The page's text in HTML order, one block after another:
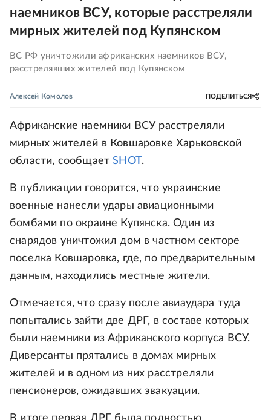
наемников ВСУ, которые расстреляли
мирных жителей под Купянском
ВС РФ уничтожили африканских наемников ВСУ,
расстрелявших жителей под Купянском
Алексей Комолов ПОДЕЛИТЬСЯ
Африканские наемники ВСУ расстреляли
мирных жителей в Ковшаровке Харьковской
области, сообщаетSHOT.
В публикации говорится, что украинские
военные нанесли удары авиационными
бомбами по окраине Купянска. Один из
снарядов уничтожил дом в частном секторе
поселка Ковшаровка, где, по предварительным
данным, находились местные жители.
Отмечается, что сразу после авиаудара туда
попытались зайти две ДРГ, в составе которых
были наемники из Африканского корпуса ВСУ.
Диверсанты прятались в домах мирных
жителей и в одном из них расстреляли
пенсионеров, ожидавших эвакуации.